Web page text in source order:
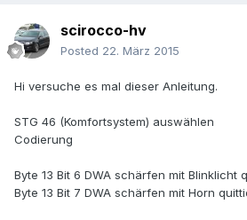
scirocco-hv
Posted 22. März 2015
Hi versuche es mal dieser Anleitung.
STG 46 (Komfortsystem) auswählen
Codierung
Byte 13 Bit 6 DWA schärfen mit Blinklicht
Byte 13 Bit 7 DWA schärfen mit Horn